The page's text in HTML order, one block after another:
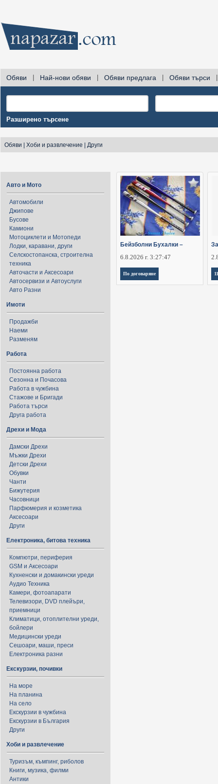
Обяви Най-нови обяви Обяви предлага Обяви търси
Разширено търсене
Обяви Хоби и развлечение Други
Авто и Мото
Автомобили
Джипове
Бусове
Камиони
Мотоциклети и Мотопеди
Лодки, каравани, други
Селскостопанска, строителна
техника
Авточасти и Аксесоари
Автосервизи и Автоуслуги
Авто Разни
Имоти
Продажби
Наеми
Разменям
Работа
Постоянна работа
Сезонна и Почасова
Работа в чужбина
Стажове и Бригади
Работа търси
Друга работа
Дрехи и Мода
Дамски Дрехи
Мъжки Дрехи
Детски Дрехи
Обувки
Чанти
Бижутерия
Часовници
Парфюмерия и козметика
Аксесоари
Други
Електроника, битова техника
Компютри, периферия
GSM и Аксесоари
Кухненски и домакински уреди
Аудио Техника
Камери, фотоапарати
Телевизори, DVD плейъри,
приемници
Климатици, отоплителни уреди,
бойлери
Медицински уреди
Сешоари, маши, преси
Електроника разни
Екскурзии, почивки
На море
На планина
На село
Екскурзии в чужбина
Екскурзии в България
Други
Хоби и развлечение
Туризъм, къмпинг, риболов
Книги, музика, филми
Антики
Бейзболни Бухалки –
6.8.2026 г. 3:27:47
По договаряне